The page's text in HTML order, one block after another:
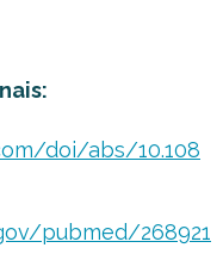
doi/abs/10.108
pubmed/268921